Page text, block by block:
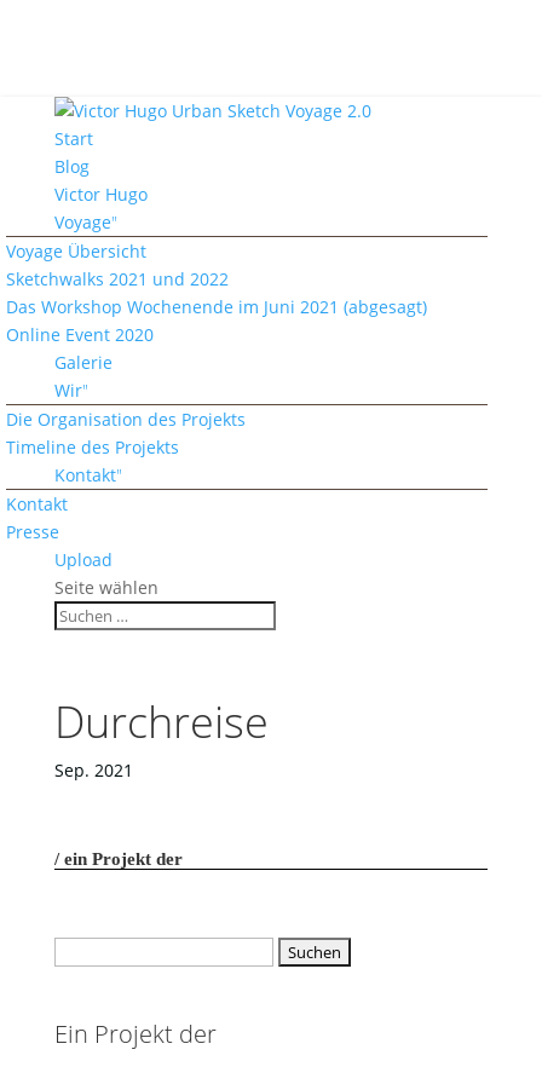
Start
Blog
Victor Hugo
Voyage
Voyage Übersicht
Sketchwalks 2021 und 2022
Das Workshop Wochenende im Juni 2021 (abgesagt)
Online Event 2020
Galerie
Wir
Die Organisation des Projekts
Timeline des Projekts
Kontakt
Kontakt
Presse
Upload
Seite wählen
Durchreise
Sep. 2021
ein Projekt der
Ein Projekt der